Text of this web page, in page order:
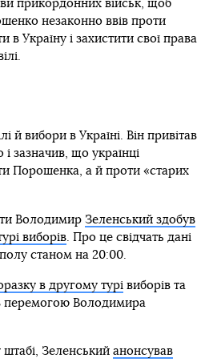
прикордонних військ, щоб
незаконно ввів проти
в Україну і захистити свої права
й вибори в Україні. Він привітав
зазначив, що українці
Порошенка, а й проти «старих
Володимир Зеленський здобув
виборів. Про це свідчать дані
станом на 20:00.
в другому турівиборів та
перемогою Володимира
Зеленський анонсував